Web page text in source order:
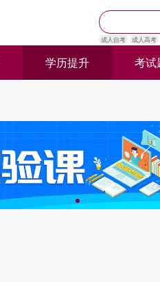
成人自考 成人高考
学历提升 考试